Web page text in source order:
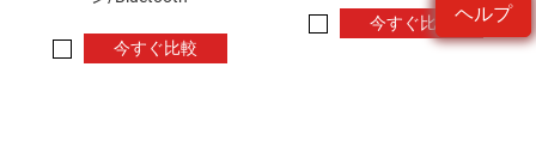
ヘルプ
今すぐ比較
今すぐ比較